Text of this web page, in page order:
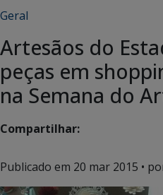
Geral
Artesãos do
peças em
na Semana do
Compartilhar:
Publicado em 20 mar 2015 •